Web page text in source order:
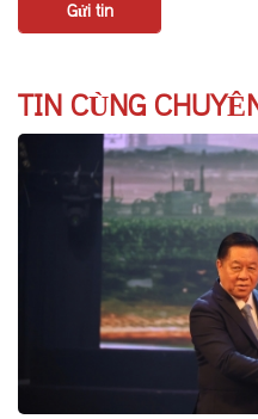
TIN CÙNG